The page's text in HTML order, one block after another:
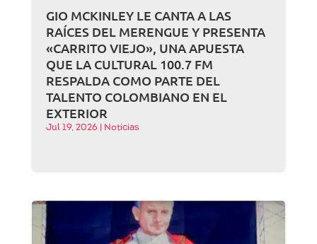
GIO MCKINLEY LE CANTA A LAS
RAÍCES DEL MERENGUE Y PRESENTA
«CARRITO VIEJO», UNA APUESTA
QUE LA CULTURAL 100.7 FM
RESPALDA COMO PARTE DEL
TALENTO COLOMBIANO EN EL
EXTERIOR
Jul 19, 2026 Noticias